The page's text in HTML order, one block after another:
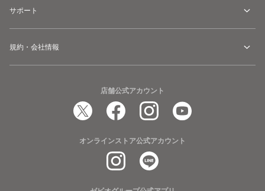
サポート
規約・会社情報
店舗公式アカウント
オンラインストア公式アカウント